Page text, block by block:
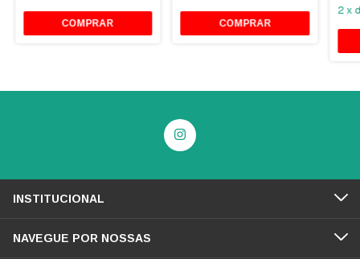
COMPRAR
2 x
INSTITUCIONAL
NAVEGUE POR NOSSAS